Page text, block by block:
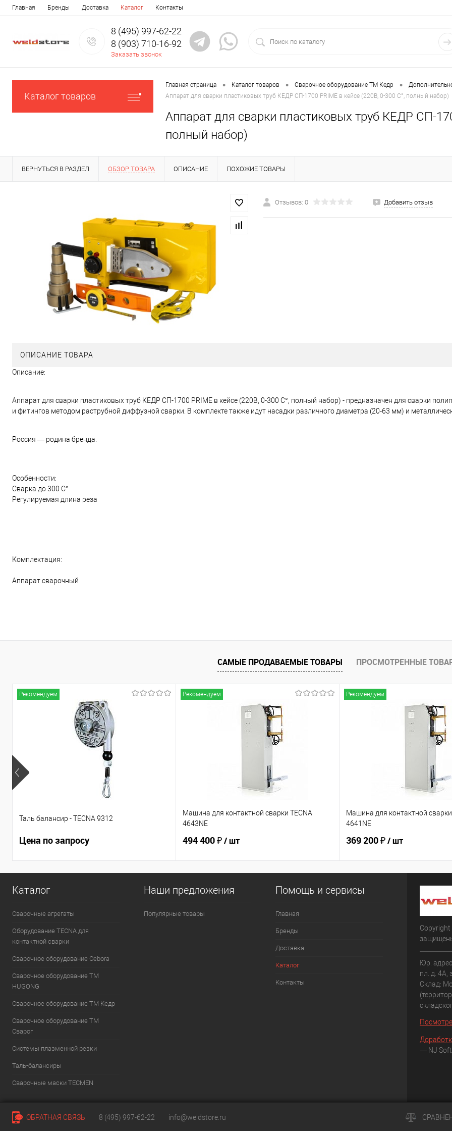
Главная Бренды Доставка Каталог Контакты
8 (495) 997-62-22
8 (903) 710-16-92
Заказать звонок
Каталог товаров
Главная страница • Каталог товаров • Сварочное оборудование ТМ Кедр •
Аппарат для сварки пластиковых труб КЕДР СП-1700 PRIME в кейсе (220В, 0-300 C°, полный набор)
Аппарат для сварки пластиковых труб КЕДР СП-
полный набор)
ВЕРНУТЬСЯ В РАЗДЕЛ ОБЗОР ТОВАРА ОПИСАНИЕ ПОХОЖИЕ ТОВАРЫ
Отзывов: 0 Добавить отзыв
ОПИСАНИЕ ТОВАРА
Описание:
Аппарат для сварки пластиковых труб КЕДР СП-1700 PRIME в кейсе (220В, 0-300 C°, полный набор) - предназначен для сварки
и фитингов методом раструбной диффузной сварки. В комплекте также идут насадки различного диаметра (20-63 мм) и
Россия — родина бренда.
Особенности:
Сварка до 300 C°
Регулируемая длина реза
Комплектация:
Аппарат сварочный
САМЫЕ ПРОДАВАЕМЫЕ ТОВАРЫ ПРОСМОТРЕННЫЕ
Рекомендуем
Таль балансир - TECNA 9312
Цена по запросу
Рекомендуем
Машина для контактной сварки TECNA
4643NE
494 400 ₽/ шт
Рекомендуем
Машина для контактной сварки
4641NE
369 200 ₽/ шт
Каталог
Сварочные агрегаты
Оборудование TECNA для
контактной сварки
Сварочное оборудование Cebora
Сварочное оборудование ТМ
HUGONG
Сварочное оборудование ТМ Кедр
Сварочное оборудование ТМ
Сварог
Системы плазменной резки
Таль-балансиры
Cварочные маски TECMEN
Наши предложения
Популярные товары
Помощь и сервисы
Главная
Бренды
Доставка
Каталог
Контакты
Юр.
пл. д. 4А,
Склад:
— NJ
ОБРАТНАЯ СВЯЗЬ 8 (495) 997-62-22 info@weldstore.ru